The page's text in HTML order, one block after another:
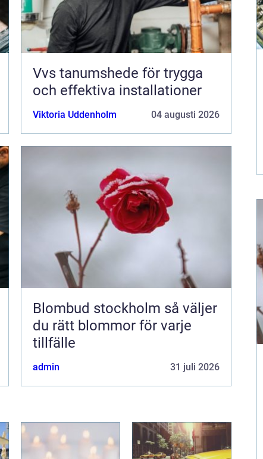
Vvs tanumshede för trygga
och effektiva installationer
Viktoria Uddenholm 04 augusti 2026
Blombud stockholm så väljer
du rätt blommor för varje
tillfälle
admin 31 juli 2026